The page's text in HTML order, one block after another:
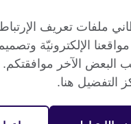
وشروط الاستخدام
ملفات تعريف
مواقعنا الإلكترونيّة
البعض الآخر
التفضيل هنا.